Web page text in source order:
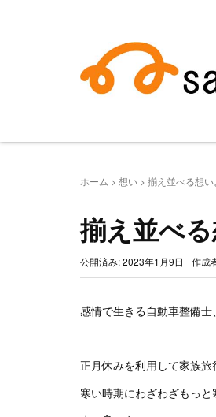
ホーム > 想い > 揃え並べる想い
揃え並べる
公開済み: 2023年1月9日 作成
感情で生きる自動車整備士
正月休みを利用して家族旅
寒い時期にわざわざもっ